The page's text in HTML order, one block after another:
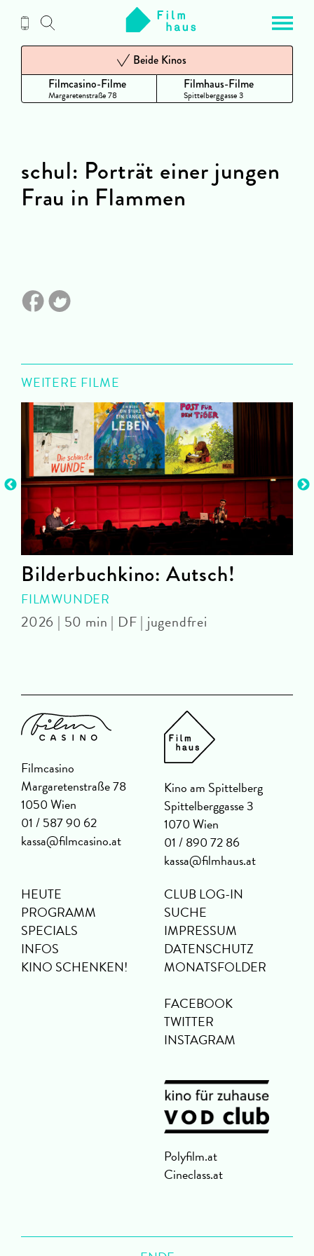
Inhalt
Filmcasino-Filme
Margaretenstraße 78
Beide Kinos
Filmhaus-Filme
Spittelberggasse 3
schul: Porträt einer jungen
Frau in Flammen
WEITERE FILME
Bilderbuchkino: Autsch!
FILMWUNDER
2026 | 50 min | DF | jugendfrei
Filmcasino
Margaretenstraße 78
1050 Wien
01 / 587 90 62
kassa@filmcasino.at
Kino am Spittelberg
Spittelberggasse 3
1070 Wien
01 / 890 72 86
kassa@filmhaus.at
HEUTE
PROGRAMM
SPECIALS
INFOS
KINO SCHENKEN!
CLUB LOG-IN
SUCHE
IMPRESSUM
DATENSCHUTZ
MONATSFOLDER
FACEBOOK
TWITTER
INSTAGRAM
Polyfilm.at
Cineclass.at